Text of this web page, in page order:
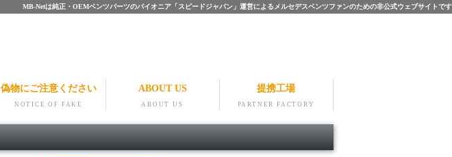
MB-Netは純正・OEMベンツパーツのパイオニア「スピードジャパン」運営によるメルセデスベンツファンのための非公式ウェブサイトです
偽物にご注意ください
NOTICE OF FAKE
ABOUT US
ABOUT US
提携工場
PARTNER FACTORY